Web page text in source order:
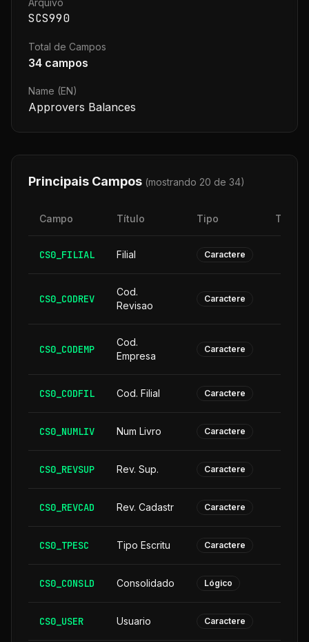
Arquivo
SCS990
Total de Campos
34 campos
Name (EN)
Approvers Balances
Principais Campos (mostrando 20 de 34)
Campo Título Tipo
CS0_FILIAL Filial Caractere
CS0_CODREV
Cod.
Revisao
Caractere
CS0_CODEMP
Cod.
Empresa
Caractere
CS0_CODFIL Cod. Filial Caractere
CS0_NUMLIV Num Livro Caractere
CS0_REVSUP Rev. Sup. Caractere
CS0_REVCAD Rev. Cadastr Caractere
CS0_TPESC Tipo Escritu Caractere
CS0_CONSLD Consolidado Lógico
CS0_USER Usuario Caractere